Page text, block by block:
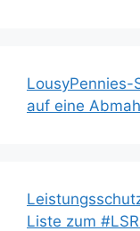
auf eine
Liste zum